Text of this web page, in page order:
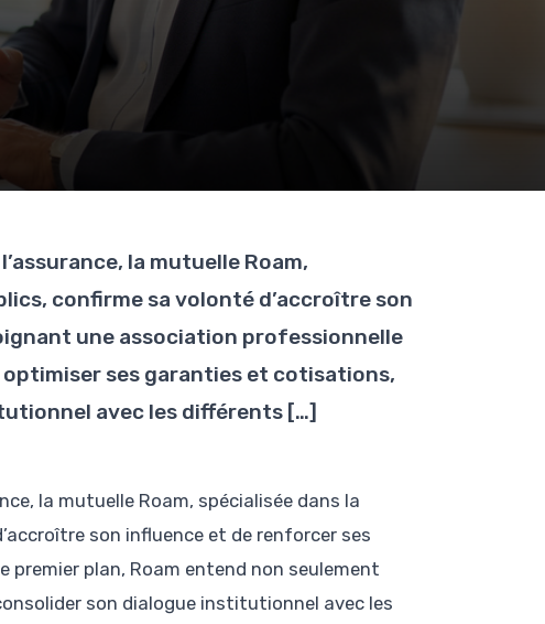
la mutuelle Roam,
confirme sa volonté d’accroître son
une association professionnelle
ses garanties et cotisations,
avec les différents […]
la mutuelle Roam, spécialisée dans la
son influence et de renforcer ses
plan, Roam entend non seulement
son dialogue institutionnel avec les